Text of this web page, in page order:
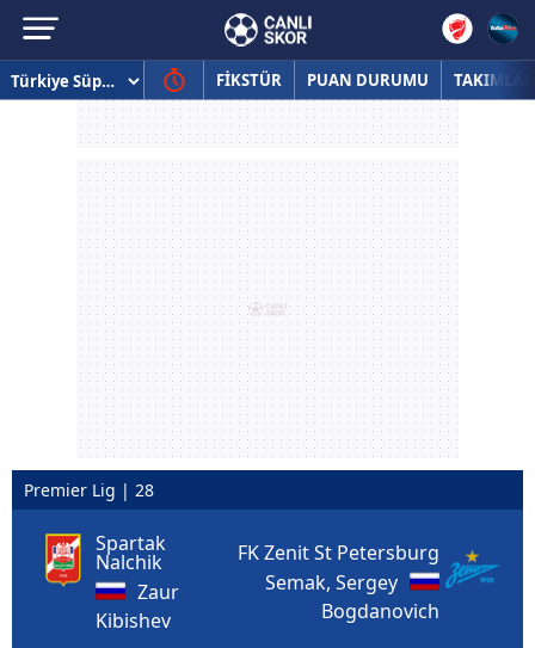
FİKSTÜR PUAN DURUMU TAKIMLAR
Premier Lig | 28
Spartak
Nalchik
Zaur
Kibishev
FK Zenit St Petersburg
Semak, Sergey
Bogdanovich